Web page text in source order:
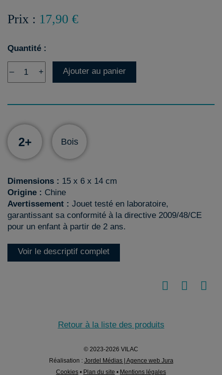
Prix : 17,90 €
Quantité :
– + Ajouter au panier
2+ Bois
Dimensions : 15 x 6 x 14 cm
Origine : Chine
Avertissement : Jouet testé en laboratoire,
garantissant sa conformité à la directive 2009/48/CE
pour un enfant à partir de 2 ans.
Voir le descriptif complet
Retour à la liste des produits
© 2023-2026 VILAC
Réalisation : Jordel Médias | Agence web Jura
Cookies • Plan du site • Mentions légales